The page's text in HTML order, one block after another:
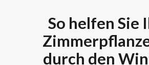
So helfen Sie
durch den